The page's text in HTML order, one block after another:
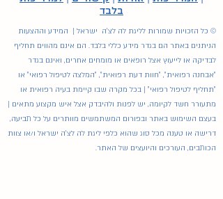
בלבד
© כל הזכויות שמורות לליגת לה לצ'ה ישראל | המידע וההצעות
הניתנים באתר הם בגדר מידע כללי בלבד. הם אינם מהווים תחליף
לבדיקה או לייעוץ אצל רופאים או מומחים אחרים, ואינם בגדר
"אבחנה רפואית", "חוות דעת רפואית", "המלצה לטיפול רפואי" או
"תחליף לטיפול רפואי" | בכל מקרה שבו קיימת בעיה רפואית או
מתעורר חשד לקיומה, יש לפנות ולהיבדק אצל איש מקצוע מתאים |
בעצם השימוש באתר ובפורום המשתמשים מוותרים על כל תביעה,
דרישה או טענה מכל סוג שהוא כלפי ליגת לה לצ'ה ישראל ו/או צוות
הכותבים, העורכים והיועצים של האתר.